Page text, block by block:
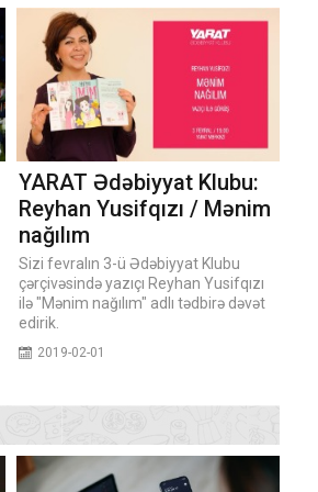
YARAT Ədəbiyyat Klubu:
Reyhan Yusifqızı / Mənim
nağılım
Sizi fevralın 3-ü Ədəbiyyat Klubu
çərçivəsində yazıçı Reyhan Yusifqızı
ilə "Mənim nağılım" adlı tədbirə dəvət
edirik.
2019-02-01